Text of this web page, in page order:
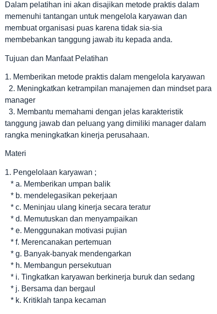
Dalam pelatihan ini akan disajikan metode praktis dalam
memenuhi tantangan untuk mengelola karyawan dan
membuat organisasi puas karena tidak sia-sia
membebankan tanggung jawab itu kepada anda.
Tujuan dan Manfaat Pelatihan
1. Memberikan metode praktis dalam mengelola karyawan
2. Meningkatkan ketrampilan manajemen dan mindset para
manager
3. Membantu memahami dengan jelas karakteristik
tanggung jawab dan peluang yang dimiliki manager dalam
rangka meningkatkan kinerja perusahaan.
Materi
1. Pengelolaan karyawan ;
* a. Memberikan umpan balik
* b. mendelegasikan pekerjaan
* c. Meninjau ulang kinerja secara teratur
* d. Memutuskan dan menyampaikan
* e. Menggunakan motivasi pujian
* f. Merencanakan pertemuan
* g. Banyak-banyak mendengarkan
* h. Membangun persekutuan
* i. Tingkatkan karyawan berkinerja buruk dan sedang
* j. Bersama dan bergaul
* k. Kritiklah tanpa kecaman